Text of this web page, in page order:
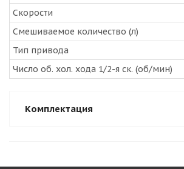
Скорости
Смешиваемое количество (л)
Тип привода
Число об. хол. хода 1/2-я ск. (об/мин)
Комплектация